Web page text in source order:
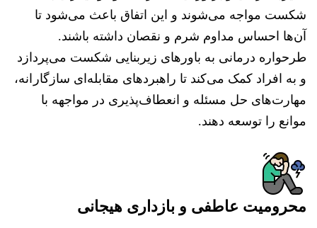
شکست مواجه می‌شوند و این اتفاق باعث می‌شود تا
آن‌ها احساس مداوم شرم و نقصان داشته باشند.
طرحواره درمانی به باورهای زیربنایی شکست می‌پردازد
و به افراد کمک می‌کند تا راهبردهای مقابله‌ای سازگارانه،
مهارت‌های حل مسئله و انعطاف‌پذیری در مواجهه با
موانع را توسعه دهند.
محرومیت عاطفی و بازداری هیجانی